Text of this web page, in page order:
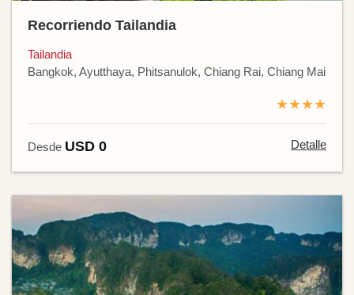
Recorriendo Tailandia
Tailandia
Bangkok, Ayutthaya, Phitsanulok, Chiang Rai, Chiang Mai
★★★★
Desde USD 0 Detalle